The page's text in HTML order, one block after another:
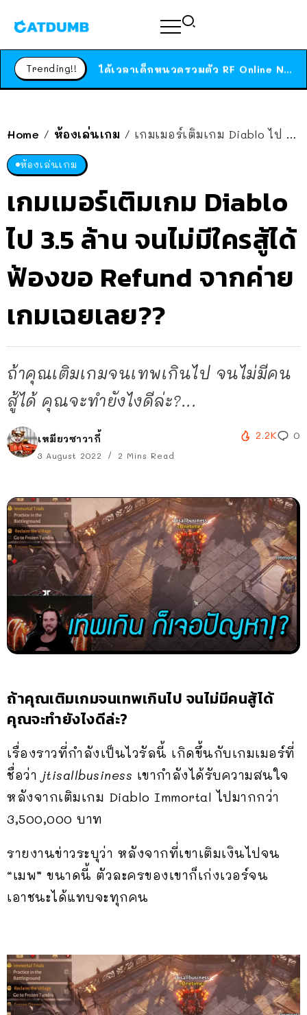
Trending!! ได้เวลาเด็กหนวดรวมตัว RF Online Next เปิดให้เล่นแล้ว เกม Sci-Fi MMORPG ระดับตำนาน เล่นได้ทั้งมือถือและ PC
Home / ห้องเล่นเกม / เกมเมอร์เติมเกม Diablo ไป 3.5 ล้าน จนไม่มีใครสู้ได้ ฟ้องขอ Refund จากค่ายเกมเฉยเลย??
ห้องเล่นเกม
เกมเมอร์เติมเกม Diablo
ไป 3.5 ล้าน จนไม่มีใครสู้ได้
ฟ้องขอ Refund จากค่าย
เกมเฉยเลย??
ถ้าคุณเติมเกมจนเทพเกินไป จนไม่มีคน
สู้ได้ คุณจะทำยังไงดีล่ะ?...
เหมียวซาวากี้
3 August 2022 2 Mins Read
2.2K 0
ถ้าคุณเติมเกมจนเทพเกินไป จนไม่มีคนสู้ได้
คุณจะทำยังไงดีล่ะ?
เรื่องราวที่กำลังเป็นไวรัลนี้ เกิดขึ้นกับเกมเมอร์ที่
ชื่อว่า jtisallbusiness เขากำลังได้รับความสนใจ
หลังจากเติมเกม Diablo Immortal ไปมากกว่า
3,500,000 บาท
รายงานข่าวระบุว่า หลังจากที่เขาเติมเงินไปจน
“เมพ” ขนาดนี้ ตัวละครของเขาก็เก่งเวอร์จน
เอาชนะได้แทบจะทุกคน